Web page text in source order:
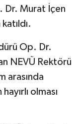
Dr. Murat İçen
Op. Dr.
NEVÜ Rektörü
arasında
olması